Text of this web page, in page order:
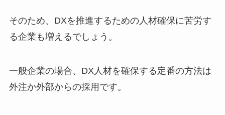
そのため、DXを推進するための人材確保に苦労す
る企業も増えるでしょう。
一般企業の場合、DX人材を確保する定番の方法は
外注か外部からの採用です。